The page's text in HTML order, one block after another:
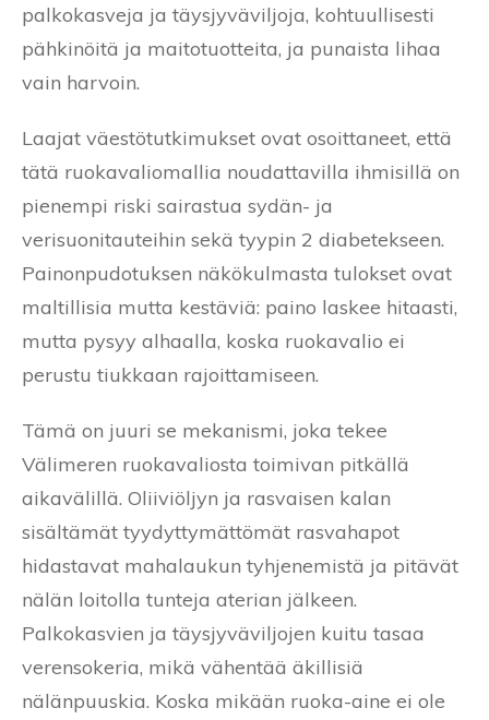
palkokasveja ja täysjyväviljoja, kohtuullisesti
pähkinöitä ja maitotuotteita, ja punaista lihaa
vain harvoin.
Laajat väestötutkimukset ovat osoittaneet, että
tätä ruokavaliomallia noudattavilla ihmisillä on
pienempi riski sairastua sydän- ja
verisuonitauteihin sekä tyypin 2 diabetekseen.
Painonpudotuksen näkökulmasta tulokset ovat
maltillisia mutta kestäviä: paino laskee hitaasti,
mutta pysyy alhaalla, koska ruokavalio ei
perustu tiukkaan rajoittamiseen.
Tämä on juuri se mekanismi, joka tekee
Välimeren ruokavaliosta toimivan pitkällä
aikavälillä. Oliiviöljyn ja rasvaisen kalan
sisältämät tyydyttymättömät rasvahapot
hidastavat mahalaukun tyhjenemistä ja pitävät
nälän loitolla tunteja aterian jälkeen.
Palkokasvien ja täysjyväviljojen kuitu tasaa
verensokeria, mikä vähentää äkillisiä
nälänpuuskia. Koska mikään ruoka-aine ei ole